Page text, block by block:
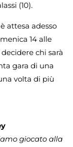
(10).
attesa adesso
14 alle
chi sarà
gara di una
volta di più
giocato alla